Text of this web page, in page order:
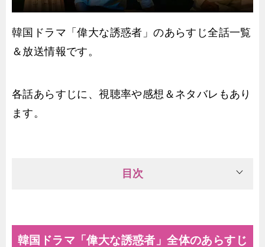
韓国ドラマ「偉大な誘惑者」のあらすじ全話一覧
＆放送情報です。
各話あらすじに、視聴率や感想＆ネタバレもあり
ます。
目次
韓国ドラマ「偉大な誘惑者」全体のあらすじ